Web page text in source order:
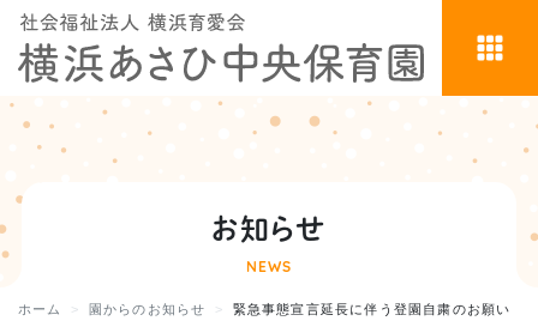
お知らせ
NEWS
ホーム 園からのお知らせ 緊急事態宣言延長に伴う登園自粛のお願い